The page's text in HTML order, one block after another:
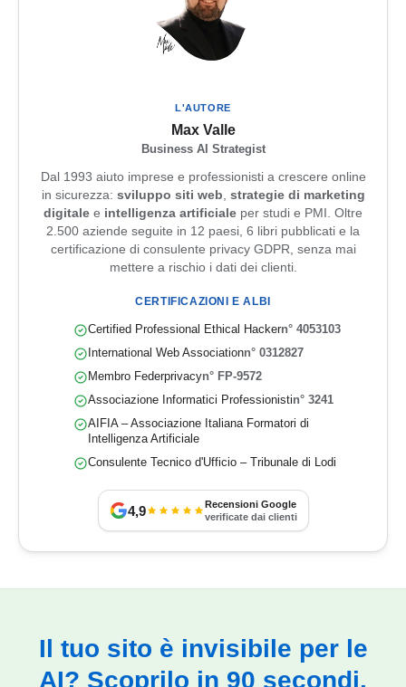
L'AUTORE
Max Valle
Business AI Strategist
Dal 1993 aiuto imprese e professionisti a crescere online
in sicurezza: sviluppo siti web, strategie di marketing
digitale e intelligenza artificiale per studi e PMI. Oltre
2.500 aziende seguite in 12 paesi, 6 libri pubblicati e la
certificazione di consulente privacy GDPR, senza mai
mettere a rischio i dati dei clienti.
CERTIFICAZIONI E ALBI
Certified Professional Ethical Hackern° 4053103
International Web Associationn° 0312827
Membro Federprivacyn° FP-9572
Associazione Informatici Professionistin° 3241
AIFIA – Associazione Italiana Formatori di
Intelligenza Artificiale
Consulente Tecnico d'Ufficio – Tribunale di Lodi
4,9
Recensioni Google
verificate dai clienti
Il tuo sito è invisibile per le
AI? Scoprilo in 90 secondi.